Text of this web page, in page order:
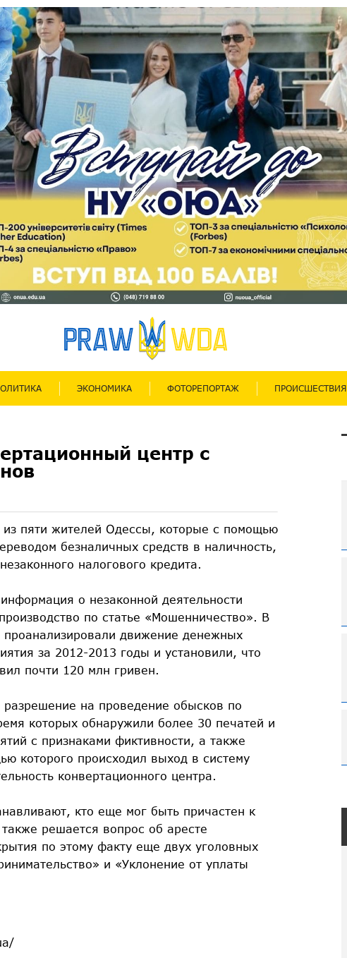
ЭКОНОМИКА ФОТОРЕПОРТАЖ ПРОИСШЕСТВИЯ
центр с
из пяти жителей Одессы, которые с помощью
безналичных средств в наличность,
налогового кредита.
о незаконной деятельности
по статье «Мошенничество». В
проанализировали движение денежных
за 2012-2013 годы и установили, что
почти 120 млн гривен.
на проведение обысков по
которых обнаружили более 30 печатей и
с признаками фиктивности, а также
которого происходил выход в систему
конвертационного центра.
кто еще мог быть причастен к
решается вопрос об аресте
по этому факту еще двух уголовных
и «Уклонение от уплаты